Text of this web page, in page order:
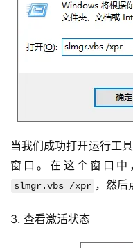
当我们成功打开运行工
窗口。在这个窗口中
slmgr.vbs /xpr ，然后
3. 查看激活状态